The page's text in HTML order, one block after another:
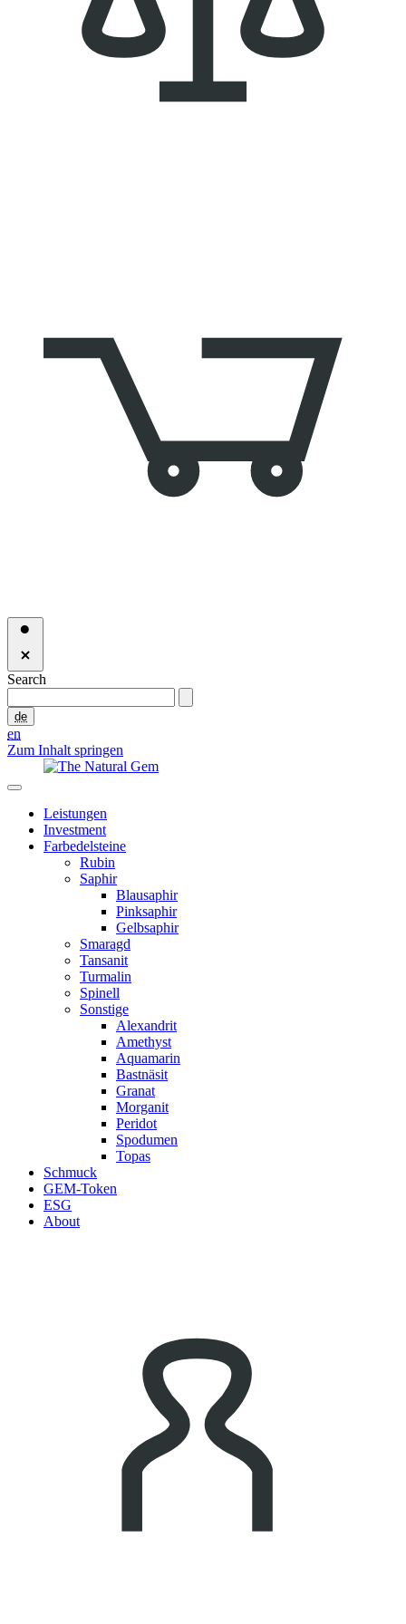
Search
de
en
Zum Inhalt springen
Leistungen
Investment
Farbedelsteine
Rubin
Saphir
Blausaphir
Pinksaphir
Gelbsaphir
Smaragd
Tansanit
Turmalin
Spinell
Sonstige
Alexandrit
Amethyst
Aquamarin
Bastnäsit
Granat
Morganit
Peridot
Spodumen
Topas
Schmuck
GEM-Token
ESG
About